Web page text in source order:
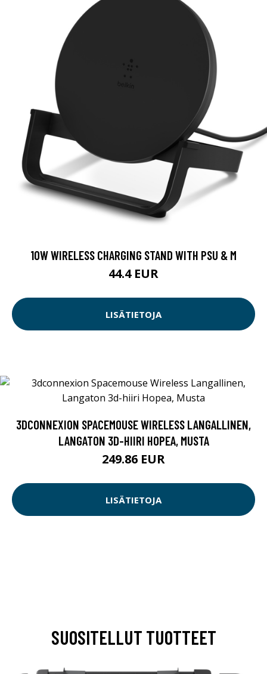
10W WIRELESS CHARGING STAND WITH PSU & M
44.4 EUR
LISÄTIETOJA
3DCONNEXION SPACEMOUSE WIRELESS LANGALLINEN,
LANGATON 3D-HIIRI HOPEA, MUSTA
249.86 EUR
LISÄTIETOJA
SUOSITELLUT TUOTTEET